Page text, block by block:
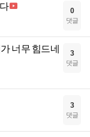
0
댓글
너무 힘드네
3
댓글
3
댓글